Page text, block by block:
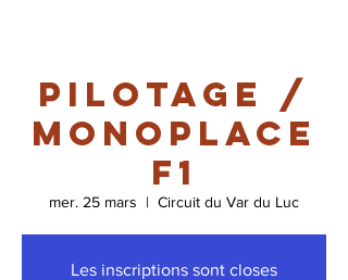
Pilotage /
Monoplace
F1
mer. 25 mars
  |
Circuit du Var du Luc
Les inscriptions sont closes